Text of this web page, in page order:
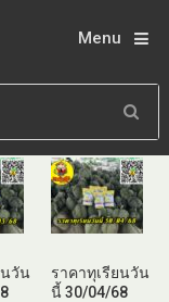
Menu
นวัน
ราคาทุเรียนวัน
นี้ 30/04/68